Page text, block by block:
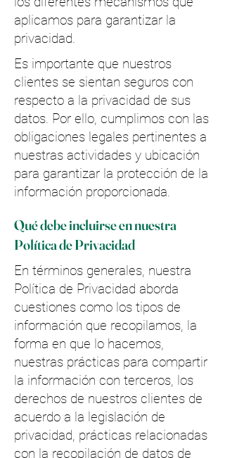
aplicamos para garantizar la
privacidad.
Es importante que nuestros
clientes se sientan seguros con
respecto a la privacidad de sus
datos. Por ello, cumplimos con las
obligaciones legales pertinentes a
nuestras actividades y ubicación
para garantizar la protección de la
información proporcionada.
Qué debe incluirse en nuestra
Política de Privacidad
En términos generales, nuestra
Política de Privacidad aborda
cuestiones como los tipos de
información que recopilamos, la
forma en que lo hacemos,
nuestras prácticas para compartir
la información con terceros, los
derechos de nuestros clientes de
acuerdo a la legislación de
privacidad, prácticas relacionadas
con la recopilación de datos de